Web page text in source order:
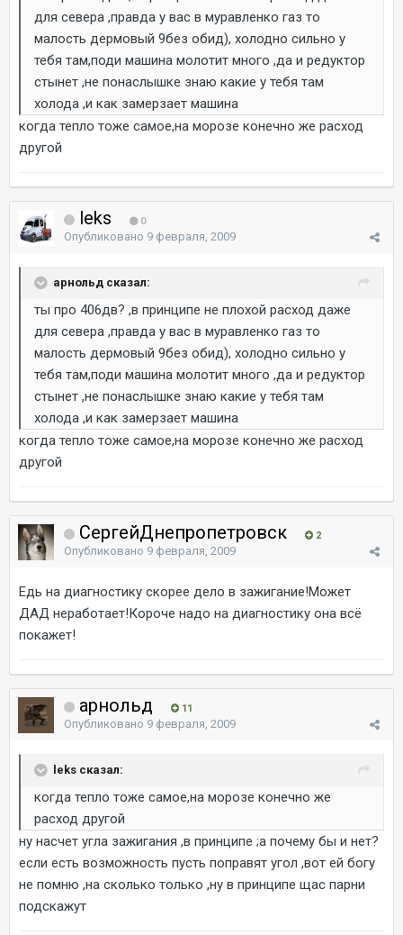
для севера ,правда у вас в муравленко газ то
малость дермовый 9без обид), холодно сильно у
тебя там,поди машина молотит много ,да и редуктор
стынет ,не понаслышке знаю какие у тебя там
холода ,и как замерзает машина
когда тепло тоже самое,на морозе конечно же расход
другой
leks 0
Опубликовано 9 февраля, 2009
арнольд сказал:
ты про 406дв? ,в принципе не плохой расход даже
для севера ,правда у вас в муравленко газ то
малость дермовый 9без обид), холодно сильно у
тебя там,поди машина молотит много ,да и редуктор
стынет ,не понаслышке знаю какие у тебя там
холода ,и как замерзает машина
когда тепло тоже самое,на морозе конечно же расход
другой
СергейДнепропетровск 2
Опубликовано 9 февраля, 2009
Едь на диагностику скорее дело в зажигание!Может
ДАД неработает!Короче надо на диагностику она всё
покажет!
арнольд 11
Опубликовано 9 февраля, 2009
leks сказал:
когда тепло тоже самое,на морозе конечно же
расход другой
ну насчет угла зажигания ,в принципе ;а почему бы и нет?
если есть возможность пусть поправят угол ,вот ей богу
не помню ,на сколько только ,ну в принципе щас парни
подскажут